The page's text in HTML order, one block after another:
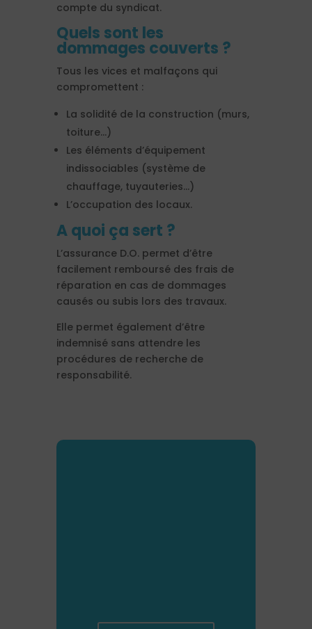
compte du syndicat.
Quels sont les
dommages couverts ?
Tous les vices et malfaçons qui
compromettent :
La solidité de la construction (murs,
toiture…)
Les éléments d’équipement
indissociables (système de
chauffage, tuyauteries…)
L’occupation des locaux.
A quoi ça sert ?
L’assurance D.O. permet d’être
facilement remboursé des frais de
réparation en cas de dommages
causés ou subis lors des travaux.
Elle permet également d’être
indemnisé sans attendre les
procédures de recherche de
responsabilité.